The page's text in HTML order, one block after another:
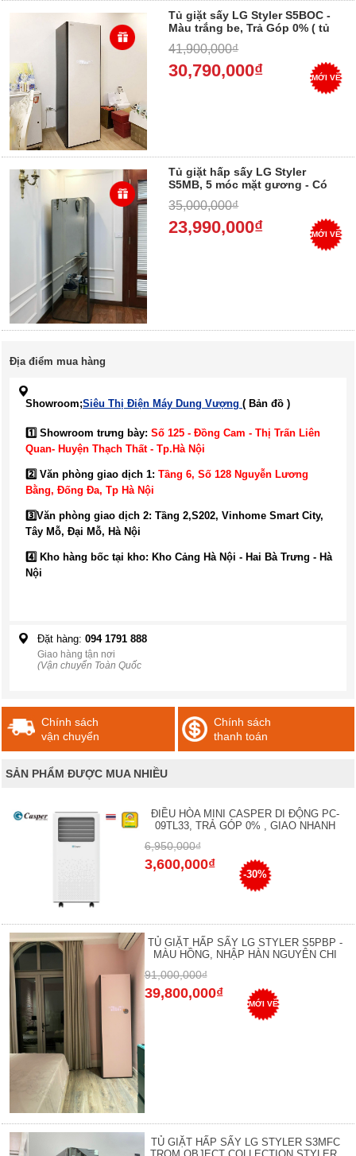
Tủ giặt sấy LG Styler S5BOC -
Màu trắng be, Trả Góp 0% ( tủ
41,900,000₫
30,790,000₫ MỚI VỀ
Tủ giặt hấp sấy LG Styler
S5MB, 5 móc mặt gương - Có
35,000,000₫
23,990,000₫ MỚI VỀ
Địa điểm mua hàng
Showroom;Siêu Thị Điện Máy Dung Vượng ( Bản đồ )
1️⃣ Showroom trưng bày: Số 125 - Đồng Cam - Thị Trấn Liên
Quan- Huyện Thạch Thất - Tp.Hà Nội
2️⃣ Văn phòng giao dịch 1: Tầng 6, Số 128 Nguyễn Lương
Bằng, Đống Đa, Tp Hà Nội
3️⃣Văn phòng giao dịch 2: Tầng 2,S202, Vinhome Smart City,
Tây Mỗ, Đại Mỗ, Hà Nội
4️⃣ Kho hàng bốc tại kho: Kho Cảng Hà Nội - Hai Bà Trưng - Hà
Nội
Đặt hàng: 094 1791 888
Giao hàng tận nơi
(Vận chuyển Toàn Quốc
Chính sách
vận chuyển
Chính sách
thanh toán
SẢN PHẨM ĐƯỢC MUA NHIỀU
ĐIỀU HÒA MINI CASPER DI ĐỘNG PC-
09TL33, TRẢ GÓP 0% , GIAO NHANH
6,950,000₫
3,600,000₫
-30%
TỦ GIẶT HẤP SẤY LG STYLER S5PBP -
MÀU HỒNG, NHẬP HÀN NGUYÊN CHI
91,000,000₫
39,800,000₫
MỚI VỀ
TỦ GIẶT HẤP SẤY LG STYLER S3MFC